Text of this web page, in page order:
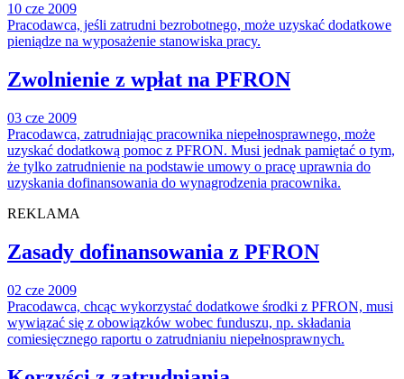
10 cze 2009
Pracodawca, jeśli zatrudni bezrobotnego, może uzyskać dodatkowe
pieniądze na wyposażenie stanowiska pracy.
Zwolnienie z wpłat na PFRON
03 cze 2009
Pracodawca, zatrudniając pracownika niepełnosprawnego, może
uzyskać dodatkową pomoc z PFRON. Musi jednak pamiętać o tym,
że tylko zatrudnienie na podstawie umowy o pracę uprawnia do
uzyskania dofinansowania do wynagrodzenia pracownika.
REKLAMA
Zasady dofinansowania z PFRON
02 cze 2009
Pracodawca, chcąc wykorzystać dodatkowe środki z PFRON, musi
wywiązać się z obowiązków wobec funduszu, np. składania
comiesięcznego raportu o zatrudnianiu niepełnosprawnych.